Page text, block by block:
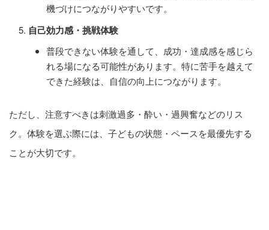
機づけにつながりやすいです。
自己効力感・挑戦体験
普段できない体験を通して、成功・達成感を感じら
れる場になる可能性があります。特に苦手を越えて
できた経験は、自信の向上につながります。
ただし、注意すべきは刺激過多・酔い・過興奮などのリス
ク。体験を選ぶ際には、子どもの状態・ペースを最優先する
ことが大切です。